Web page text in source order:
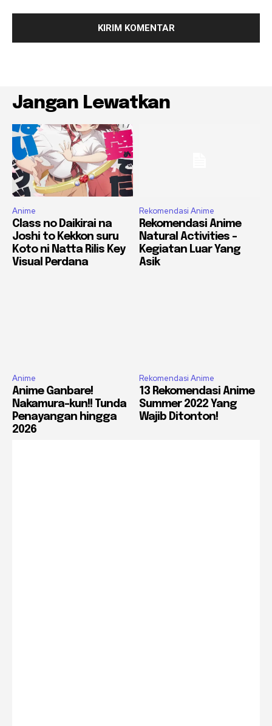
Jangan Lewatkan
Anime
Class no Daikirai na
Joshi to Kekkon suru
Koto ni Natta Rilis Key
Visual Perdana
Rekomendasi Anime
Rekomendasi Anime
Natural Activities –
Kegiatan Luar Yang
Asik
Anime
Anime Ganbare!
Nakamura-kun!! Tunda
Penayangan hingga
2026
Rekomendasi Anime
13 Rekomendasi Anime
Summer 2022 Yang
Wajib Ditonton!